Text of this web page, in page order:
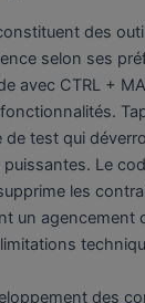
des
selon ses
avec CTRL +
de test qui
puissantes. Le
les
un agencement
des